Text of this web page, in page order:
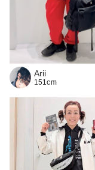
Arii
151cm